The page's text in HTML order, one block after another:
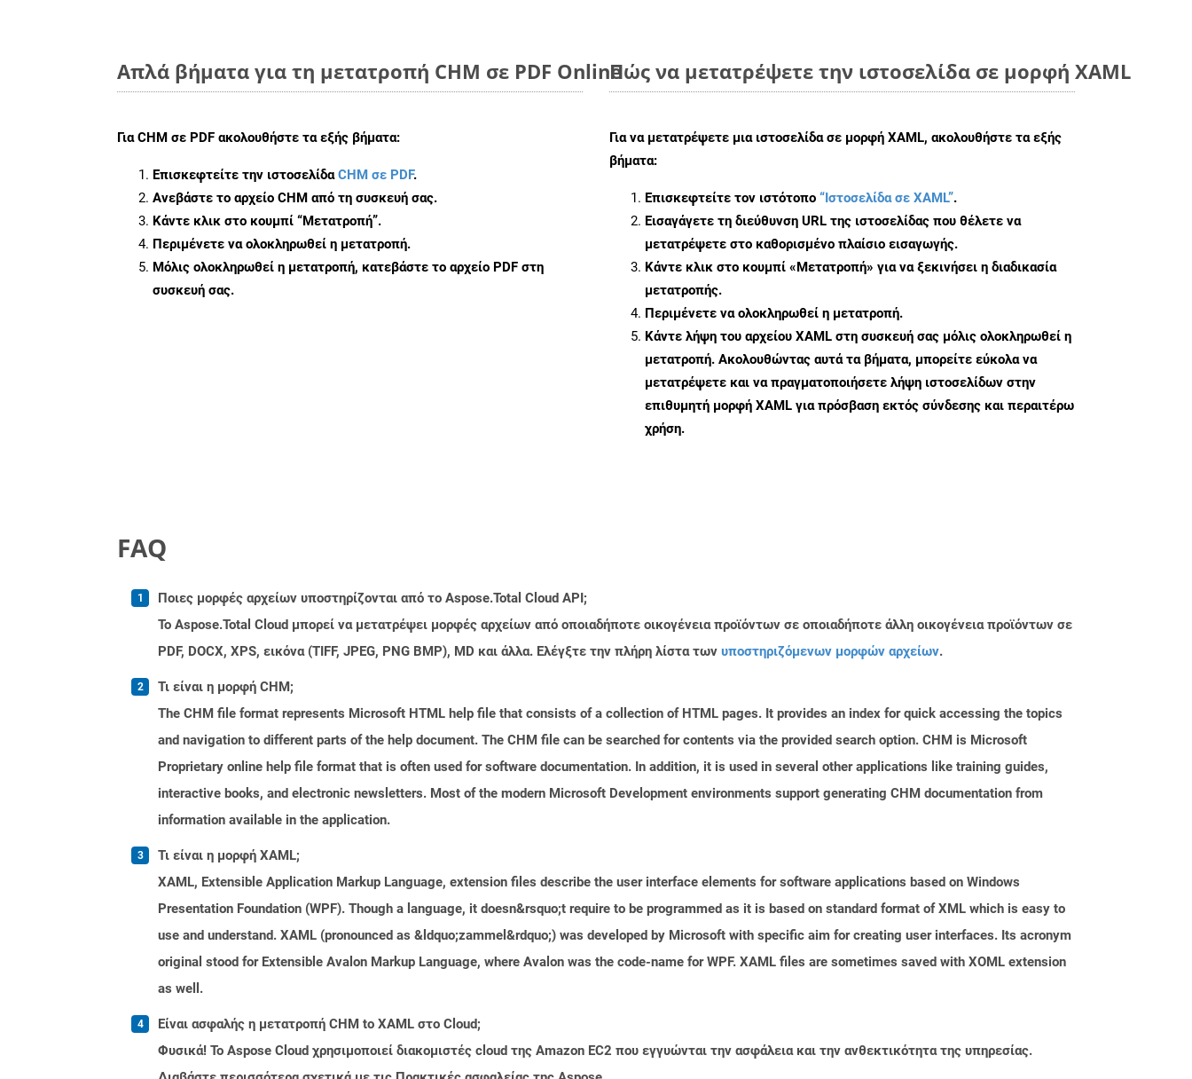
Απλά βήματα για τη μετατροπή CHM σε PDF Online
ΓιαCHM σε PDF ακολουθήστε τα εξής βήματα:
Επισκεφτείτε την ιστοσελίδαCHM σε PDF.
Ανεβάστε το αρχείο CHM από τη συσκευή σας.
Κάντε κλικ στο κουμπί “Μετατροπή”.
Περιμένετε να ολοκληρωθεί η μετατροπή.
Μόλις ολοκληρωθεί η μετατροπή, κατεβάστε το αρχείο PDF στη
συσκευή σας.
Πώς να μετατρέψετε την ιστοσελίδα σε μορφή XAML
Για να μετατρέψετε μια ιστοσελίδα σε μορφή XAML, ακολουθήστε τα εξής
βήματα:
Επισκεφτείτε τον ιστότοπο “Ιστοσελίδα σε XAML”.
Εισαγάγετε τη διεύθυνση URL της ιστοσελίδας που θέλετε να
μετατρέψετε στο καθορισμένο πλαίσιο εισαγωγής.
Κάντε κλικ στο κουμπί «Μετατροπή» για να ξεκινήσει η διαδικασία
μετατροπής.
Περιμένετε να ολοκληρωθεί η μετατροπή.
Κάντε λήψη του αρχείου XAML στη συσκευή σας μόλις ολοκληρωθεί η
μετατροπή. Ακολουθώντας αυτά τα βήματα, μπορείτε εύκολα να
μετατρέψετε και να πραγματοποιήσετε λήψη ιστοσελίδων στην
επιθυμητή μορφή XAML για πρόσβαση εκτός σύνδεσης και περαιτέρω
χρήση.
FAQ
Ποιες μορφές αρχείων υποστηρίζονται από το Aspose.Total Cloud API;
Το Aspose.Total Cloud μπορεί να μετατρέψει μορφές αρχείων από οποιαδήποτε οικογένεια προϊόντων σε οποιαδήποτε άλλη οικογένεια προϊόντων σε
PDF, DOCX, XPS, εικόνα (TIFF, JPEG, PNG BMP), MD και άλλα. Ελέγξτε την πλήρη λίστα των υποστηριζόμενων μορφών αρχείων.
Τι είναι η μορφή CHM;
The CHM file format represents Microsoft HTML help file that consists of a collection of HTML pages. It provides an index for quick accessing the topics
and navigation to different parts of the help document. The CHM file can be searched for contents via the provided search option. CHM is Microsoft
Proprietary online help file format that is often used for software documentation. In addition, it is used in several other applications like training guides,
interactive books, and electronic newsletters. Most of the modern Microsoft Development environments support generating CHM documentation from
information available in the application.
Τι είναι η μορφή XAML;
XAML, Extensible Application Markup Language, extension files describe the user interface elements for software applications based on Windows
Presentation Foundation (WPF). Though a language, it doesn&rsquo;t require to be programmed as it is based on standard format of XML which is easy to
use and understand. XAML (pronounced as &ldquo;zammel&rdquo;) was developed by Microsoft with specific aim for creating user interfaces. Its acronym
original stood for Extensible Avalon Markup Language, where Avalon was the code-name for WPF. XAML files are sometimes saved with XOML extension
as well.
Είναι ασφαλής η μετατροπή CHM to XAML στο Cloud;
Φυσικά! Το Aspose Cloud χρησιμοποιεί διακομιστές cloud της Amazon EC2 που εγγυώνται την ασφάλεια και την ανθεκτικότητα της υπηρεσίας.